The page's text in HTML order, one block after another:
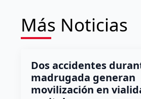
Más Noticias
Dos accidentes
madrugada generan
movilización en